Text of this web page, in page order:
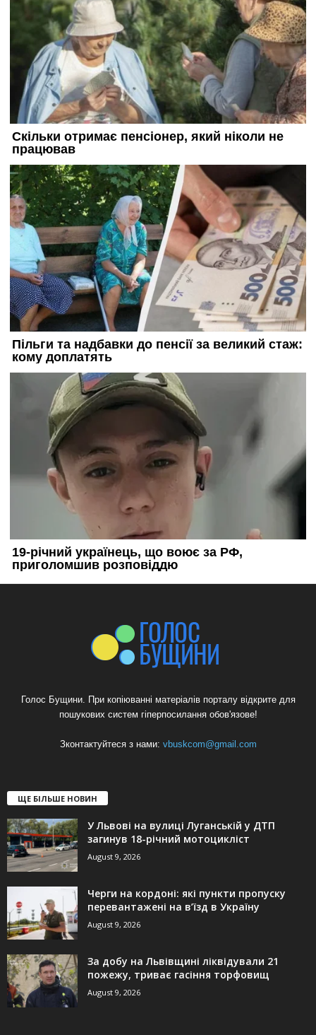
Голос Бущини. При копіюванні матеріалів порталу відкрите для
пошукових систем гіперпосилання обов'язове!
Зконтактуйтеся з нами: vbuskcom@gmail.com
ЩЕ БІЛЬШЕ НОВИН
У Львові на вулиці Луганській у ДТП
загинув 18-річний мотоцикліст
August 9, 2026
Черги на кордоні: які пункти пропуску
перевантажені на в’їзд в Україну
August 9, 2026
За добу на Львівщині ліквідували 21
пожежу, триває гасіння торфовищ
August 9, 2026